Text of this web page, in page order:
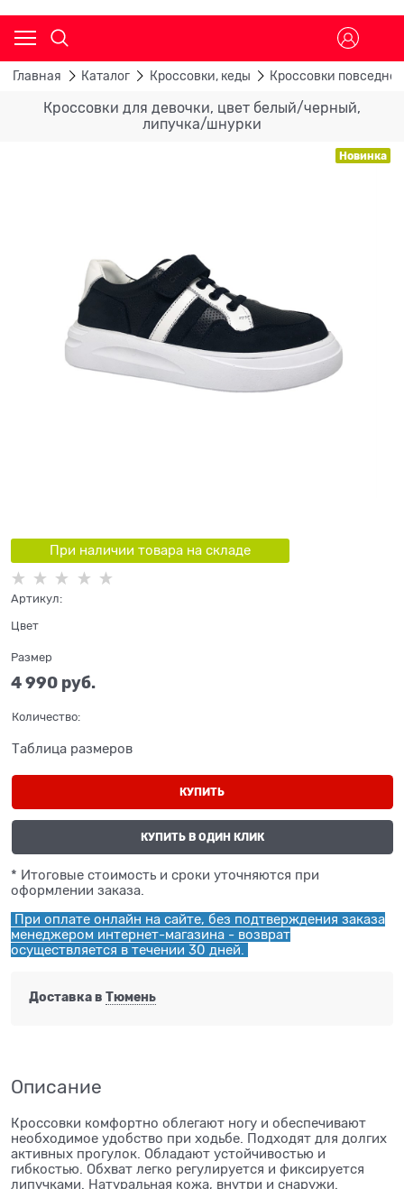
Главная Каталог Кроссовки, кеды Кроссовки
Кроссовки для девочки, цвет белый/черный,
липучка/шнурки
Новинка
При наличии товара на складе
Артикул:
Цвет
Размер
4 990 руб.
Количество:
Таблица размеров
КУПИТЬ
КУПИТЬ В ОДИН КЛИК
* Итоговые стоимость и сроки уточняются при
оформлении заказа.
При оплате онлайн на сайте, без подтверждения заказа
менеджером интернет-магазина - возврат
осуществляется в течении 30 дней.
Доставка в Тюмень
Описание
Кроссовки комфортно облегают ногу и обеспечивают
необходимое удобство при ходьбе. Подходят для долгих
активных прогулок. Обладают устойчивостью и
гибкостью. Обхват легко регулируется и фиксируется
липучками. Натуральная кожа, внутри и снаружи.